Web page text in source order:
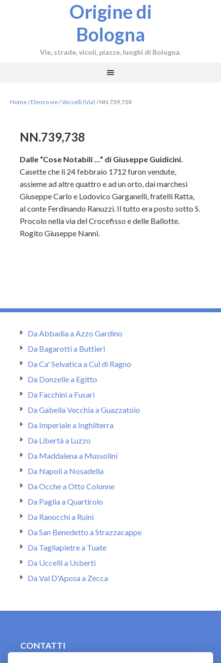
Origine di
Bologna
Vie, strade, vicoli, piazze, luoghi di Bologna.
Home/Elenco vie/Vasselli (Via) /NN.739,738
NN.739,738
Dalle “Cose Notabili …” di Giuseppe Guidicini.
Casette che li 24 febbraio 1712 furon vendute,
assieme ad altre quattro e ad un orto, dai marchesi
Giuseppe Carlo e Lodovico Garganelli, fratelli Ratta,
al conte Ferdinando Ranuzzi. Il tutto era posto sotto S.
Procolo nella via del Crocefisso e delle Ballotte.
Rogito Giuseppe Nanni.
Da Abbadia a Azzo Gardino
Da Bagarotti a Buttieri
Da Ca' Selvatica a Cul di Ragno
Da Donzelle a Egitto
Da Facchini a Fusari
Da Gabella Vecchia a Guazzatoio
Da Imperiale a Inghilterra
Da Libertà a Luzzo
Da Maddalena a Mussolini
Da Napoli a Nosadella
Da Ocche a Otto Colonne
Da Paglia a Quartirolo
Da Ranocchi a Ruini
Da San Benedetto a Strazzacappe
Da Tagliapietre a Tuate
Da Uccelli a Usberti
Da Val D'Aposa a Zecca
CONTATTI